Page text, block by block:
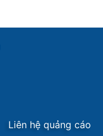
Liên hệ quảng cáo